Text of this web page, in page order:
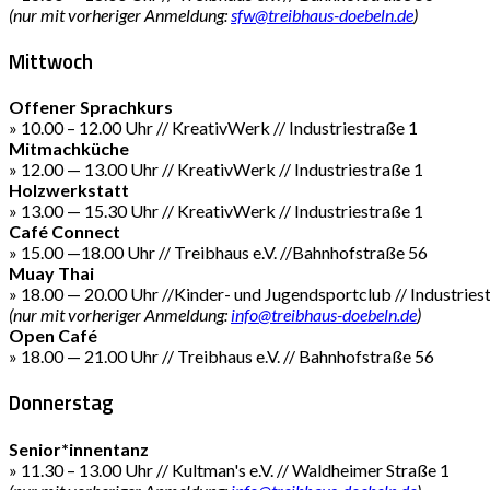
(nur mit vorheriger Anmeldung: sfw@treibhaus-doebeln.de)
Mittwoch
Offener Sprachkurs
» 10.00 – 12.00 Uhr // KreativWerk // Industriestraße 1
Mitmachküche
» 12.00 — 13.00 Uhr // KreativWerk // Industriestraße 1
Holzwerkstatt
» 13.00 — 15.30 Uhr // KreativWerk // Industriestraße 1
Café Connect
» 15.00 —18.00 Uhr // Treibhaus e.V. //Bahnhofstraße 56
Muay Thai
» 18.00 — 20.00 Uhr //Kinder- und Jugendsportclub //
(nur mit vorheriger Anmeldung: info@treibhaus-doebeln.de)
Open Café
» 18.00 — 21.00 Uhr // Treibhaus e.V. // Bahnhofstraße 56
Donnerstag
Senior*innentanz
» 11.30 – 13.00 Uhr // Kultman's e.V. // Waldheimer Straße 1